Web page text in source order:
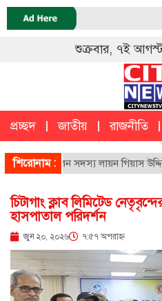
শুক্রবার, ৭ই আগস্ট,
প্রচ্ছদ জাতীয় রাজনীতি
শিরোনাম :
আজীবন সদস্য লায়ন গিয়াস উদ্দিন
চিটাগাং ক্লাব লিমিটেড
হাসপাতাল পরিদর্শন
জুন ২০, ২০২৬ ৭:৫৭ অপরাহ্ণ